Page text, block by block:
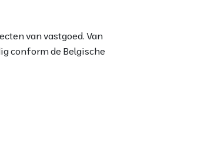
van vastgoed. Van
conform de Belgische